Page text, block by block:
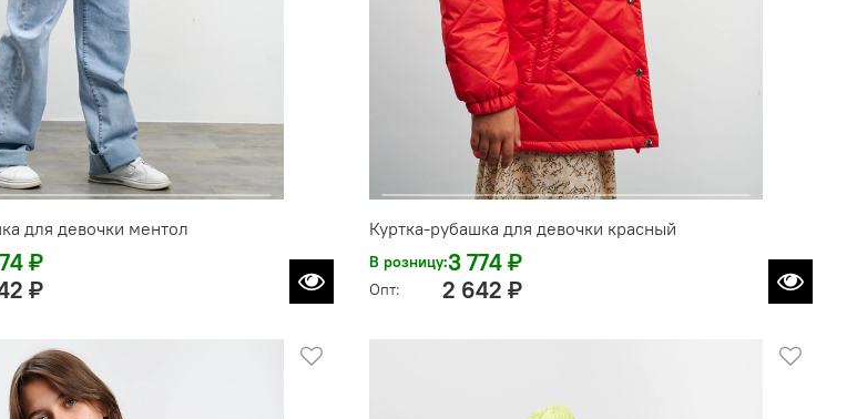
для девочки ментол
₽
₽
Куртка-рубашка для девочки красный
В розницу:3 774 ₽
Опт: 2 642 ₽